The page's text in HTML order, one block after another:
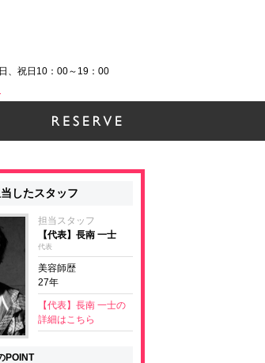
、祝日10：00～19：00
したスタッフ
担当スタッフ
【代表】長南 一士
代表
美容師歴
27年
【代表】長南 一士の
詳細はこちら
POINT